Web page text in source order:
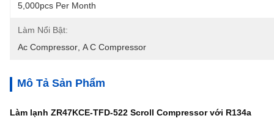
5,000pcs Per Month
Làm Nổi Bật:
Ac Compressor A C Compressor
Mô Tả Sản Phẩm
Làm lạnh ZR47KCE-TFD-522 Scroll Compressor với R134a